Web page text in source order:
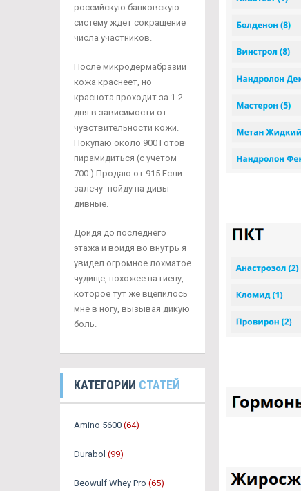
российскую банковскую
систему ждет сокращение
числа участников.
После микродермабразии
кожа краснеет, но
краснота проходит за 1-2
дня в зависимости от
чувствительности кожи.
Покупаю около 900 Готов
пирамидиться (с учетом
700 ) Продаю от 915 Если
залечу- пойду на дивы
дивные.
Дойдя до последнего
этажа и войдя во внутрь я
увидел огромное лохматое
чудище, похожее на гиену,
которое тут же вцепилось
мне в ногу, вызывая дикую
боль.
КАТЕГОРИИ СТАТЕЙ
Amino 5600 (64)
Durabol (99)
Beowulf Whey Pro (65)